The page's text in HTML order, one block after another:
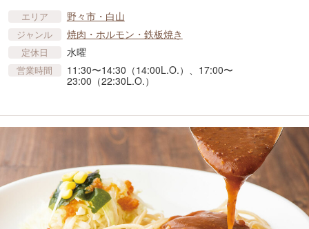
エリア 野々市・白山
ジャンル 焼肉・ホルモン・鉄板焼き
定休日 水曜
営業時間
11:30〜14:30（14:00L.O.）、17:00〜
23:00（22:30L.O.）